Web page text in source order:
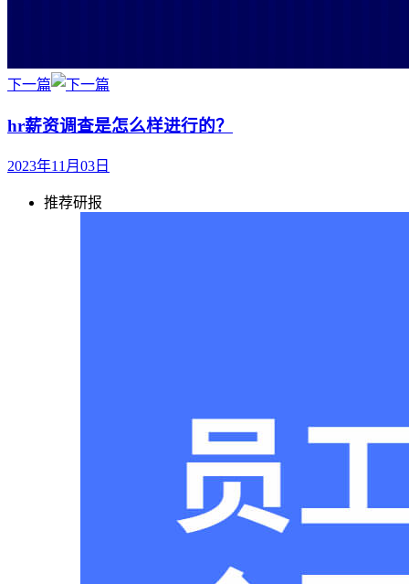
下一篇
hr薪资调查是怎么样进行的？
2023年11月03日
推荐研报